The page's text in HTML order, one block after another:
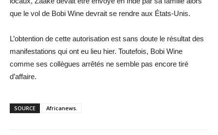
que le vol de Bobi Wine devrait se rendre aux États-Unis.
L’obtention de cette autorisation est sans doute le résultat des
manifestations qui ont eu lieu hier. Toutefois, Bobi Wine
comme ses collègues arrêtés ne semble pas encore tiré
d’affaire.
SOURCE Africanews.